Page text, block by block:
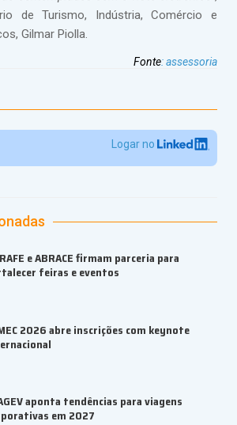
de Turismo, Indústria, Comércio e
Gilmar Piolla.
Fonte:assessoria
Logar no
e ABRACE firmam parceria para
feiras e eventos
2026 abre inscrições com keynote
aponta tendências para viagens
em 2027